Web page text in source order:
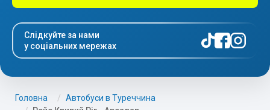
Слідкуйте за нами
у соціальних мережах
Головна
Автобуси в Туреччина